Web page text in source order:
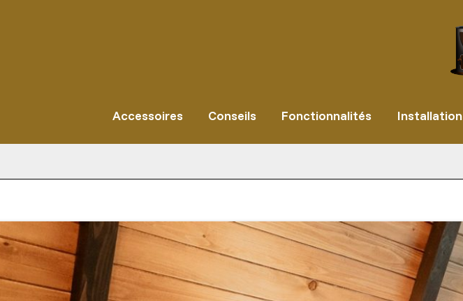
Accessoires Conseils Fonctionnalités Installation